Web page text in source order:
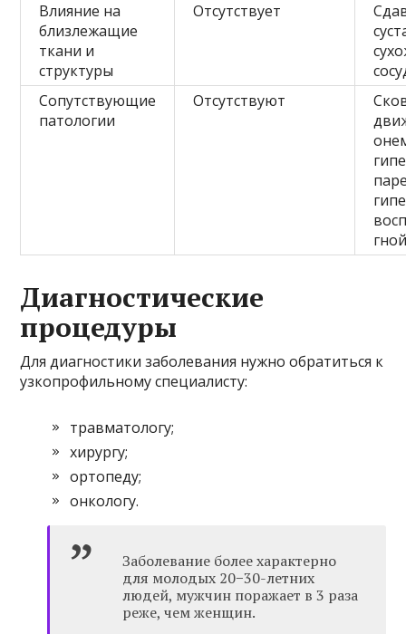
Влияние на
близлежащие
ткани и
структуры
Отсутствует
Сопутствующие
патологии
Отсутствуют
Диагностические
процедуры
Для диагностики заболевания нужно обратиться к
узкопрофильному специалисту:
травматологу;
хирургу;
ортопеду;
онкологу.
Заболевание более характерно
для молодых 20−30-летних
людей, мужчин поражает в 3 раза
реже, чем женщин.